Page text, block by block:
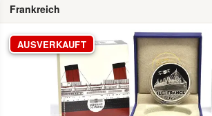
Frankreich
AUSVERKAUFT